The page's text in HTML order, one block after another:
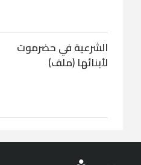
الشرعية في حضرموت
لأبنائها (ملف)